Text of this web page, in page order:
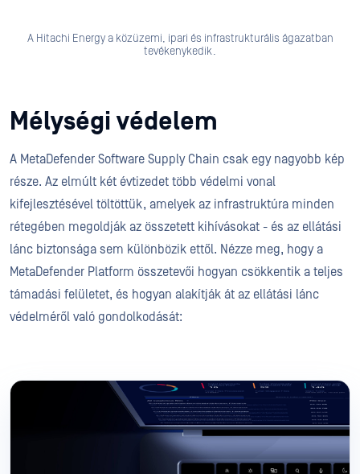
A Hitachi Energy a közüzemi, ipari és infrastrukturális ágazatban
tevékenykedik.
Mélységi védelem
A MetaDefender Software Supply Chain csak egy nagyobb kép
része. Az elmúlt két évtizedet több védelmi vonal
kifejlesztésével töltöttük, amelyek az infrastruktúra minden
rétegében megoldják az összetett kihívásokat - és az ellátási
lánc biztonsága sem különbözik ettől. Nézze meg, hogy a
MetaDefender Platform összetevői hogyan csökkentik a teljes
támadási felületet, és hogyan alakítják át az ellátási lánc
védelméről való gondolkodását: